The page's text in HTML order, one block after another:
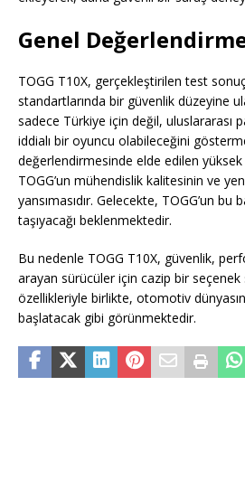
Genel
TOGG T10X, gerçekleştirilen test
standartlarında bir güvenlik düzeyine
sadece Türkiye için değil, uluslararası
iddialı bir oyuncu olabileceğini
değerlendirmesinde elde edilen yüksek
TOGG’un mühendislik kalitesinin ve
yansımasıdır. Gelecekte, TOGG’un bu
taşıyacağı beklenmektedir.
Bu nedenle TOGG T10X, güvenlik,
arayan sürücüler için cazip bir seçenek
özellikleriyle birlikte, otomotiv
başlatacak gibi görünmektedir.